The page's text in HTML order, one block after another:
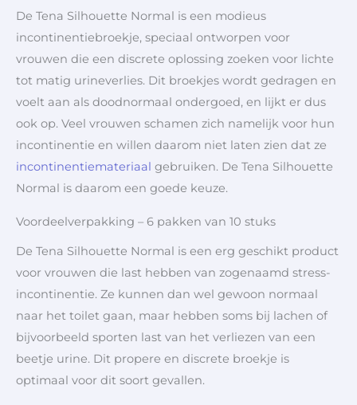
De Tena Silhouette Normal is een modieus
incontinentiebroekje, speciaal ontworpen voor
vrouwen die een discrete oplossing zoeken voor lichte
tot matig urineverlies. Dit broekjes wordt gedragen en
voelt aan als doodnormaal ondergoed, en lijkt er dus
ook op. Veel vrouwen schamen zich namelijk voor hun
incontinentie en willen daarom niet laten zien dat ze
incontinentiemateriaal gebruiken. De Tena Silhouette
Normal is daarom een goede keuze.
Voordeelverpakking – 6 pakken van 10 stuks
De Tena Silhouette Normal is een erg geschikt product
voor vrouwen die last hebben van zogenaamd stress-
incontinentie. Ze kunnen dan wel gewoon normaal
naar het toilet gaan, maar hebben soms bij lachen of
bijvoorbeeld sporten last van het verliezen van een
beetje urine. Dit propere en discrete broekje is
optimaal voor dit soort gevallen.